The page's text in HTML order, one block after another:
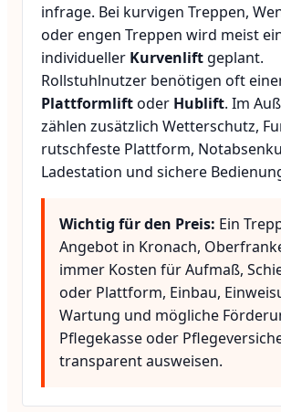
infrage. Bei kurvigen Treppen,
oder engen Treppen wird meist
individueller Kurvenlift geplant.
Rollstuhlnutzer benötigen oft
Plattformliftoder Hublift. Im
zählen zusätzlich Wetterschutz,
rutschfeste Plattform,
Ladestation und sichere
Wichtig für den Preis: Ein
Angebot in Kronach,
immer Kosten für Aufmaß,
oder Plattform, Einbau,
Wartung und mögliche
Pflegekasse oder
transparent ausweisen.